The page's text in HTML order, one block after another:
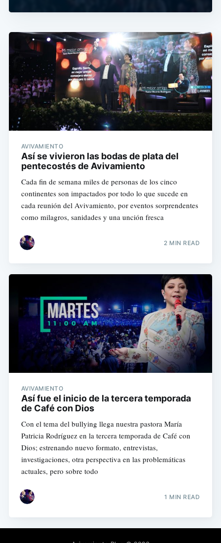
AVIVAMIENTO
Así se vivieron las bodas de plata del
pentecostés de Avivamiento
Cada fin de semana miles de personas de los cinco
continentes son impactados por todo lo que sucede en
cada reunión del Avivamiento, por eventos sorprendentes
como milagros, sanidades y una unción fresca
2 MIN READ
AVIVAMIENTO
Así fue el inicio de la tercera temporada
de Café con Dios
Con el tema del bullying llega nuestra pastora María
Patricia Rodríguez en la tercera temporada de Café con
Dios; estrenando nuevo formato, entrevistas,
investigaciones, otra perspectiva en las problemáticas
actuales, pero sobre todo
1 MIN READ